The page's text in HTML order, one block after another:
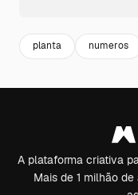
planta numeros
A plataforma criativa
Mais de 1 milhão